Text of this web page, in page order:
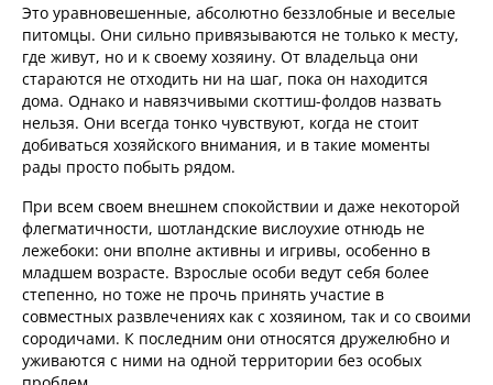
Это уравновешенные, абсолютно беззлобные и веселые
питомцы. Они сильно привязываются не только к месту,
где живут, но и к своему хозяину. От владельца они
стараются не отходить ни на шаг, пока он находится
дома. Однако и навязчивыми скоттиш-фолдов назвать
нельзя. Они всегда тонко чувствуют, когда не стоит
добиваться хозяйского внимания, и в такие моменты
рады просто побыть рядом.
При всем своем внешнем спокойствии и даже некоторой
флегматичности, шотландские вислоухие отнюдь не
лежебоки: они вполне активны и игривы, особенно в
младшем возрасте. Взрослые особи ведут себя более
степенно, но тоже не прочь принять участие в
совместных развлечениях как с хозяином, так и со своими
сородичами. К последним они относятся дружелюбно и
уживаются с ними на одной территории без особых